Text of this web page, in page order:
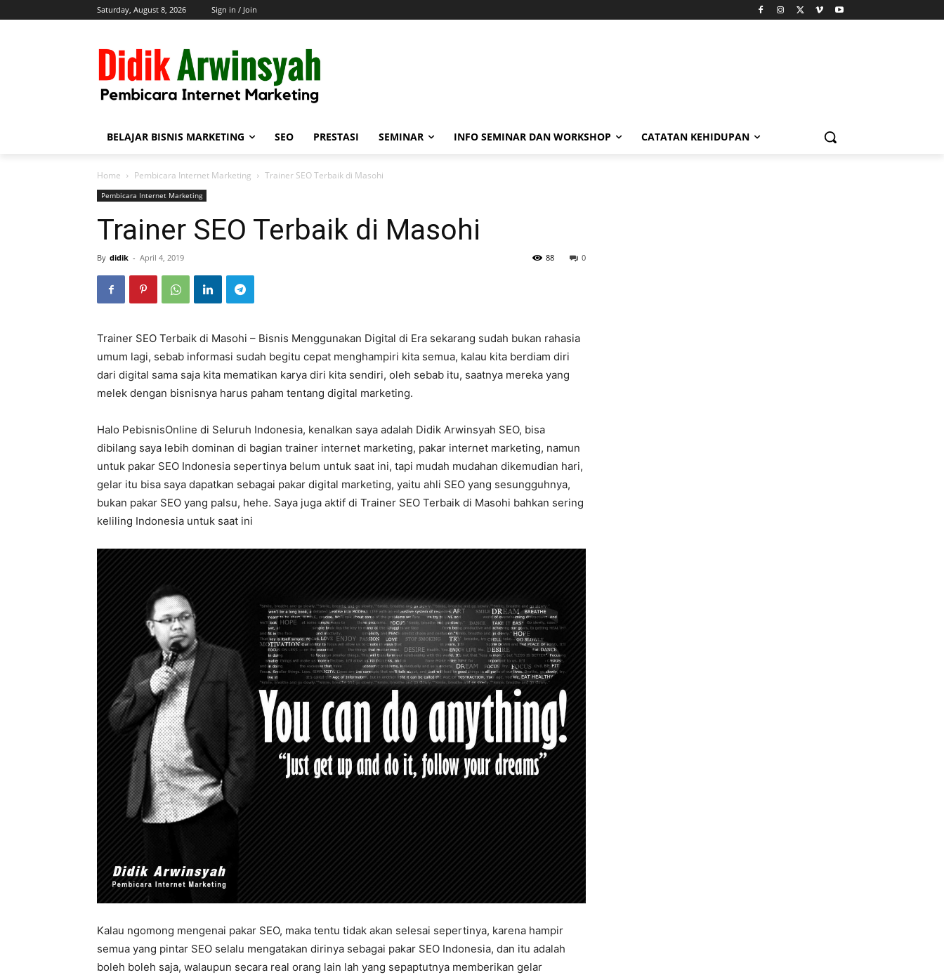
Saturday, August 8, 2026 Sign in / Join
BELAJAR BISNIS MARKETING SEO PRESTASI SEMINAR INFO SEMINAR DAN WORKSHOP CATATAN KEHIDUPAN
Home Pembicara Internet Marketing Trainer SEO Terbaik di Masohi
Pembicara Internet Marketing
Trainer SEO Terbaik di Masohi
By didik - April 4, 2019 0
88
Trainer SEO Terbaik di Masohi – Bisnis Menggunakan Digital di Era sekarang sudah bukan rahasia
umum lagi, sebab informasi sudah begitu cepat menghampiri kita semua, kalau kita berdiam diri
dari digital sama saja kita mematikan karya diri kita sendiri, oleh sebab itu, saatnya mereka yang
melek dengan bisnisnya harus paham tentang digital marketing.
Halo PebisnisOnline di Seluruh Indonesia, kenalkan saya adalah Didik Arwinsyah SEO, bisa
dibilang saya lebih dominan di bagian trainer internet marketing, pakar internet marketing, namun
untuk pakar SEO Indonesia sepertinya belum untuk saat ini, tapi mudah mudahan dikemudian hari,
gelar itu bisa saya dapatkan sebagai pakar digital marketing, yaitu ahli SEO yang sesungguhnya,
bukan pakar SEO yang palsu, hehe. Saya juga aktif di Trainer SEO Terbaik di Masohi bahkan sering
keliling Indonesia untuk saat ini
Kalau ngomong mengenai pakar SEO, maka tentu tidak akan selesai sepertinya, karena hampir
semua yang pintar SEO selalu mengatakan dirinya sebagai pakar SEO Indonesia, dan itu adalah
boleh boleh saja, walaupun secara real orang lain lah yang sepaptutnya memberikan gelar